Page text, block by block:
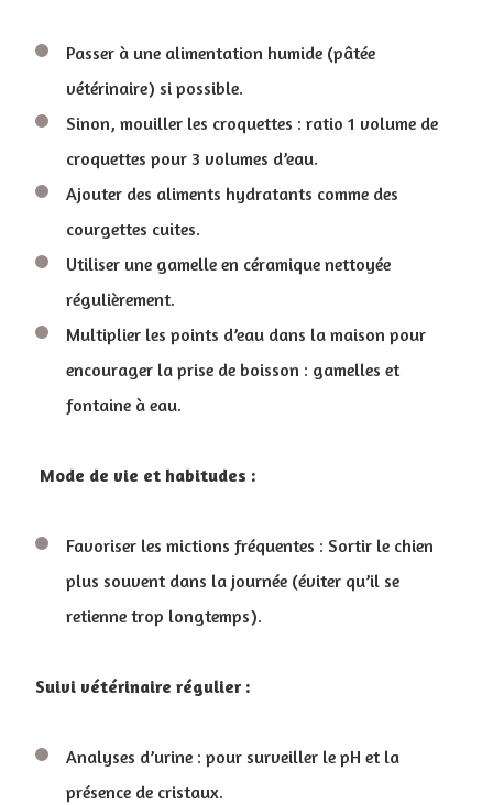
Passer à une alimentation humide (pâtée
vétérinaire) si possible.
Sinon, mouiller les croquettes : ratio 1 volume de
croquettes pour 3 volumes d’eau.
Ajouter des aliments hydratants comme des
courgettes cuites.
Utiliser une gamelle en céramique nettoyée
régulièrement.
Multiplier les points d’eau dans la maison pour
encourager la prise de boisson : gamelles et
fontaine à eau.
Mode de vie et habitudes :
Favoriser les mictions fréquentes : Sortir le chien
plus souvent dans la journée (éviter qu’il se
retienne trop longtemps).
Suivi vétérinaire régulier :
Analyses d’urine : pour surveiller le pH et la
présence de cristaux.